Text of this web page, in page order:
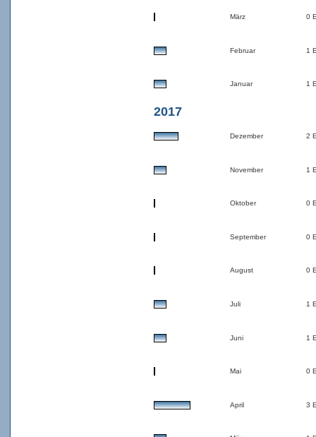
März 0
Februar 1
Januar 1
2017
Dezember 2
November 1
Oktober 0
September 0
August 0
Juli 1
Juni 1
Mai 0
April 3